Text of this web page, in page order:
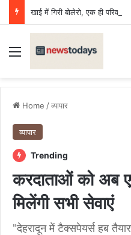
खाई में गिरी बोलेरो, एक ही
Menu
Home /व्यापार
व्यापार
Trending
करदाताओं को अब
मिलेंगी सभी सेवाएं
"देहरादून में टैक्सपेयर्स हब